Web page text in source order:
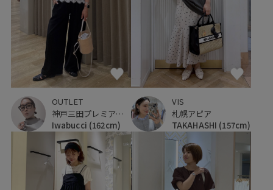
OUTLET
神戸三田プレミアム・アウトレット
Iwabucci (162cm)
VIS
札幌アピア
TAKAHASHI (157cm)